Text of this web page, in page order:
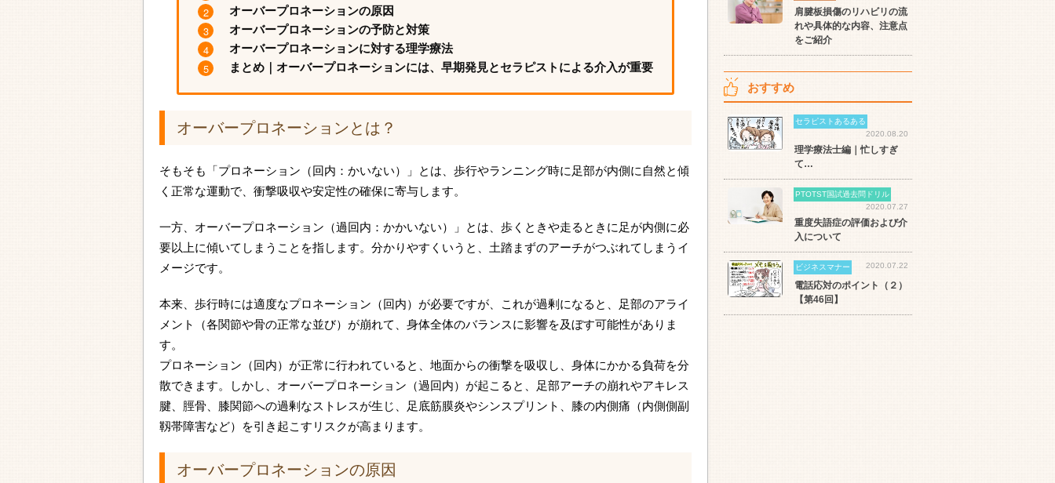
オーバープロネーションの原因
オーバープロネーションの予防と対策
オーバープロネーションに対する理学療法
まとめ｜オーバープロネーションには、早期発見とセラピストによる介入が重要
オーバープロネーションとは？
そもそも「プロネーション（回内：かいない）」とは、歩行やランニング時に足部が内側に自然と傾
く正常な運動で、衝撃吸収や安定性の確保に寄与します。
一方、オーバープロネーション（過回内：かかいない）」とは、歩くときや走るときに足が内側に必
要以上に傾いてしまうことを指します。分かりやすくいうと、土踏まずのアーチがつぶれてしまうイ
メージです。
本来、歩行時には適度なプロネーション（回内）が必要ですが、これが過剰になると、足部のアライ
メント（各関節や骨の正常な並び）が崩れて、身体全体のバランスに影響を及ぼす可能性がありま
す。
プロネーション（回内）が正常に行われていると、地面からの衝撃を吸収し、身体にかかる負荷を分
散できます。しかし、オーバープロネーション（過回内）が起こると、足部アーチの崩れやアキレス
腱、脛骨、膝関節への過剰なストレスが生じ、足底筋膜炎やシンスプリント、膝の内側痛（内側側副
靱帯障害など）を引き起こすリスクが高まります。
オーバープロネーションの原因
肩腱板損傷のリハビリの流
れや具体的な内容、注意点
をご紹介
おすすめ
セラピストあるある
2020.08.20
理学療法士編｜忙しすぎ
て…
PTOTST国試過去問ドリル
2020.07.27
重度失語症の評価および介
入について
ビジネスマナー 2020.07.22
電話応対のポイント（２）
【第46回】